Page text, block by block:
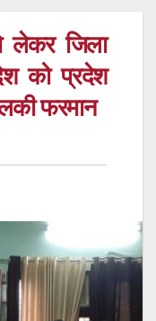
लेकर जिला
को प्रदेश
फरमान